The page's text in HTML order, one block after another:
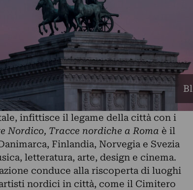
infittisce il legame della città con i
Nordico, Tracce nordiche a Roma è il
Finlandia, Norvegia e Svezia
letteratura, arte, design e cinema.
conduce alla riscoperta di luoghi
nordici in città, come il Cimitero